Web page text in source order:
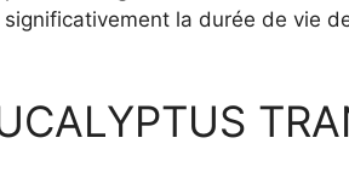
la durée de vie